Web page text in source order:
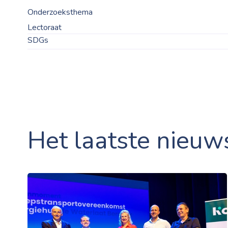
Onderzoeksthema
Lectoraat
SDGs
Het laatste